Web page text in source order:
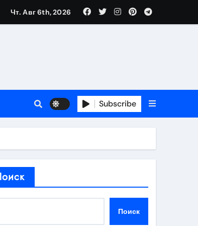
по выбору
Чт. Авг 6th, 2026
Subscribe
Поиск